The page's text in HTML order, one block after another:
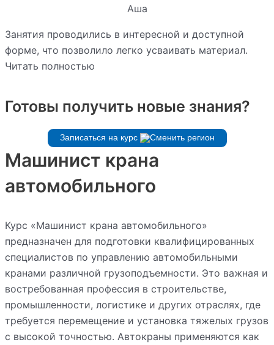
Аша
Занятия проводились в интересной и доступной
форме, что позволило легко усваивать материал.
Читать полностью
Готовы получить новые знания?
Записаться на курс
Машинист крана
автомобильного
Курс «Машинист крана автомобильного»
предназначен для подготовки квалифицированных
специалистов по управлению автомобильными
кранами различной грузоподъемности. Это важная и
востребованная профессия в строительстве,
промышленности, логистике и других отраслях, где
требуется перемещение и установка тяжелых грузов
с высокой точностью. Автокраны применяются как